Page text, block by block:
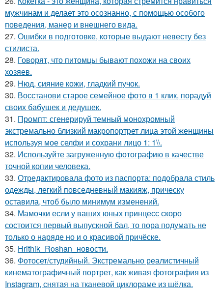
мужчинам и делает это осознанно, с помощью особого
поведения, манер и внешнего вида.
27. Ошибки в подготовке, которые выдают невесту без
стилиста.
28. Говорят, что питомцы бывают похожи на своих
хозяев.
29. Нюд, сияние кожи, гладкий пучок.
30. Восстанови старое семейное фото в 1 клик, порадуй
своих бабушек и дедушек.
31. Промпт: сгенерируй темный монохромный
экстремально близкий макропортрет лица этой женщины
используя мое селфи и сохрани лицо 1: 1\\.
32. Используйте загруженную фотографию в качестве
точной копии человека.
33. Отредактировала фото из паспорта: подобрала стиль
одежды, легкий повседневный макияж, прическу
оставила, чтоб было минимум изменений.
34. Мамочки если у ваших юных принцесс скоро
состоится первый выпускной бал, то пора подумать не
только о наряде но и о красивой причёске.
35. Hrithik_Roshan_новости.
36. Фотосет/студийный. Экстремально реалистичный
кинематографичный портрет, как живая фотография из
Instagram, снятая на тканевой циклораме из шёлка.